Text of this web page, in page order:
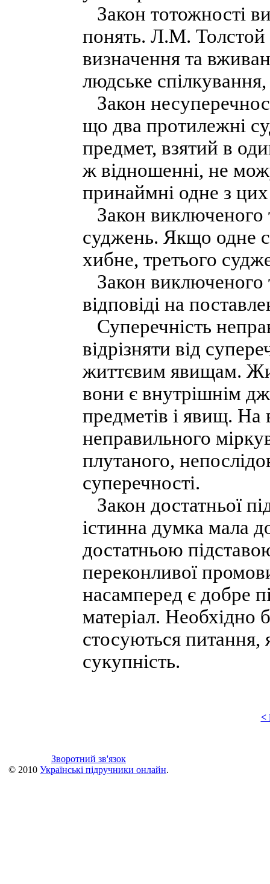
Закон тотожності
понять. Л.М. Толстой
визначення та
людське
Закон
що два протилежні
предмет, взятий в
ж відношенні, не
принаймні одне з
Закон виключеного
суджень. Якщо одне
хибне, третього
Закон виключеного
відповіді на
Суперечність
відрізняти від
життєвим явищам.
вони є внутрішнім
предметів і явищ. На
неправильного
плутаного,
суперечності.
Закон достатньої
істинна думка мала
достатньою
переконливої
насамперед є добре
матеріал. Необхідно
стосуються питання,
сукупність.
<
Зворотний зв'язок
© 2010 Українські підручники онлайн.